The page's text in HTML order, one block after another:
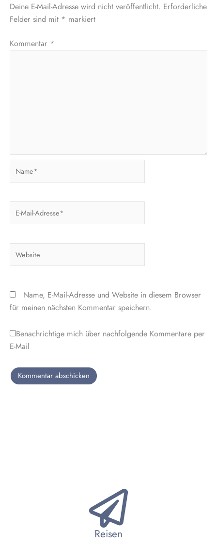
Deine E-Mail-Adresse wird nicht veröffentlicht. Erforderliche
Felder sind mit * markiert
Kommentar *
Name, E-Mail-Adresse und Website in diesem Browser
für meinen nächsten Kommentar speichern.
Benachrichtige mich über nachfolgende Kommentare per
E-Mail
Reisen